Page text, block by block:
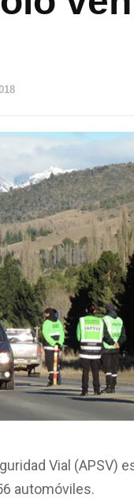
Vial
automóviles.